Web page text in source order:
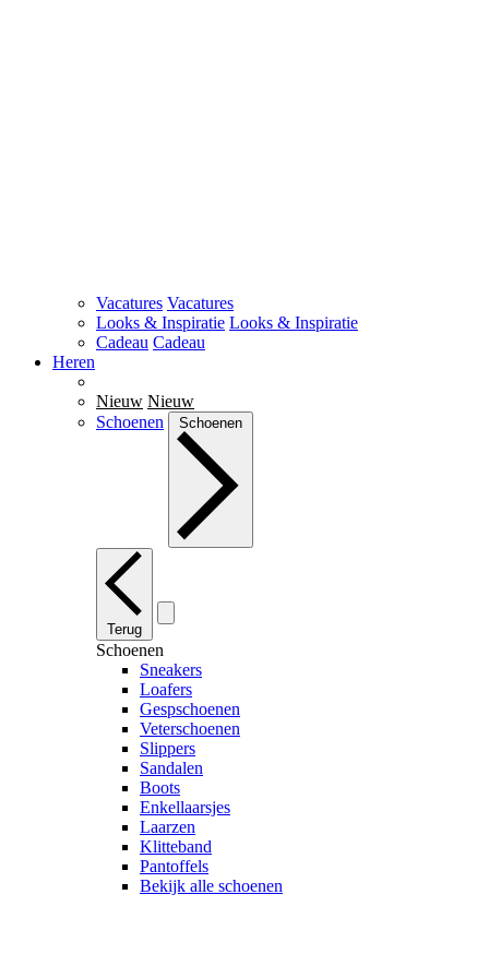
Vacatures Vacatures
Looks & Inspiratie Looks & Inspiratie
Cadeau Cadeau
Heren
Nieuw Nieuw
Schoenen
Schoenen
Terug
Schoenen
Sneakers
Loafers
Gespschoenen
Veterschoenen
Slippers
Sandalen
Boots
Enkellaarsjes
Laarzen
Klitteband
Pantoffels
Bekijk alle schoenen